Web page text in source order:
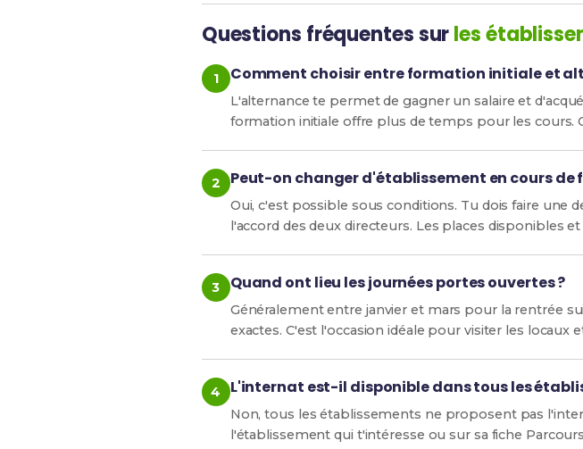
Questions fréquentes surles
Comment choisir entre formation initiale et
L'alternance te permet de gagner un salaire et
formation initiale offre plus de temps pour les cours.
Peut-on changer d'établissement en cours de
Oui, c'est possible sous conditions. Tu dois faire
l'accord des deux directeurs. Les places disponibles
Quand ont lieu les journées portes ouvertes ?
Généralement entre janvier et mars pour la rentrée
exactes. C'est l'occasion idéale pour visiter les locaux
L'internat est-il disponible dans tous les
Non, tous les établissements ne proposent pas
l'établissement qui t'intéresse ou sur sa fiche